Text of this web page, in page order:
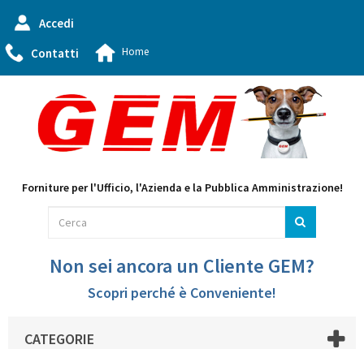
Accedi
Contatti
Home
Forniture per l'Ufficio, l'Azienda e la Pubblica Amministrazione!
Non sei ancora un Cliente GEM?
Scopri perché è Conveniente!
CATEGORIE